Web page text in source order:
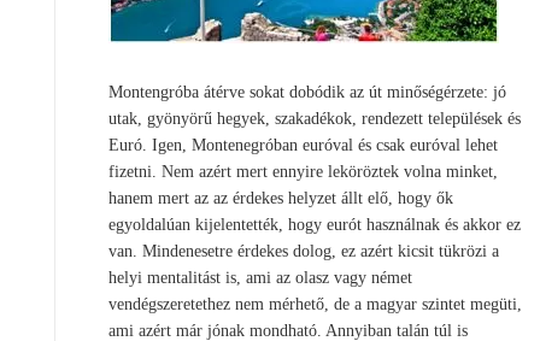
Montengróba átérve sokat dobódik az út minőségérzete: jó
utak, gyönyörű hegyek, szakadékok, rendezett települések és
Euró. Igen, Montenegróban euróval és csak euróval lehet
fizetni. Nem azért mert ennyire leköröztek volna minket,
hanem mert az az érdekes helyzet állt elő, hogy ők
egyoldalúan kijelentették, hogy eurót használnak és akkor ez
van. Mindenesetre érdekes dolog, ez azért kicsit tükrözi a
helyi mentalitást is, ami az olasz vagy német
vendégszeretethez nem mérhető, de a magyar szintet megüti,
ami azért már jónak mondható. Annyiban talán túl is